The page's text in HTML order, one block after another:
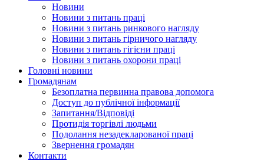
Новини
Новини з питань праці
Новини з питань ринкового нагляду
Новини з питань гірничого нагляду
Новини з питань гігієни праці
Новини з питань охорони праці
Головні новини
Громадянам
Безоплатна первинна правова допомога
Доступ до публічної інформації
Запитання/Відповіді
Протидія торгівлі людьми
Подолання незадекларованої праці
Звернення громадян
Контакти